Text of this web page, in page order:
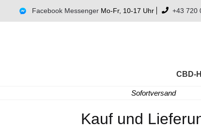
Facebook Messenger Mo-Fr, 10-17 Uhr +43 720
CBD-
Sofortversand
Kauf und